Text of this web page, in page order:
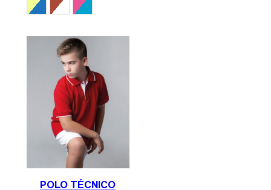
Amarillo Fluor / Royal
Rojo / Blanco
Rosa gum / Cian
POLO TÉCNICO